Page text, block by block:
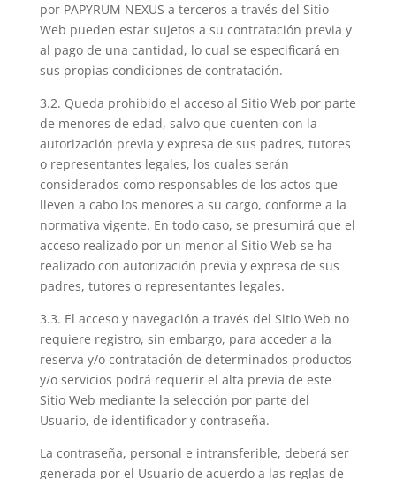
por PAPYRUM NEXUS a terceros a través del Sitio
Web pueden estar sujetos a su contratación previa y
al pago de una cantidad, lo cual se especificará en
sus propias condiciones de contratación.
3.2. Queda prohibido el acceso al Sitio Web por parte
de menores de edad, salvo que cuenten con la
autorización previa y expresa de sus padres, tutores
o representantes legales, los cuales serán
considerados como responsables de los actos que
lleven a cabo los menores a su cargo, conforme a la
normativa vigente. En todo caso, se presumirá que el
acceso realizado por un menor al Sitio Web se ha
realizado con autorización previa y expresa de sus
padres, tutores o representantes legales.
3.3. El acceso y navegación a través del Sitio Web no
requiere registro, sin embargo, para acceder a la
reserva y/o contratación de determinados productos
y/o servicios podrá requerir el alta previa de este
Sitio Web mediante la selección por parte del
Usuario, de identificador y contraseña.
La contraseña, personal e intransferible, deberá ser
generada por el Usuario de acuerdo a las reglas de